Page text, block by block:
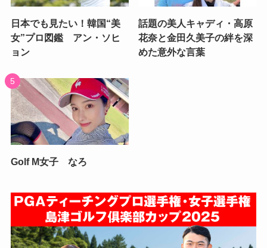
日本でも見たい！韓国“美
女”プロ図鑑 アン・ソヒ
ョン
話題の美人キャディ・高原
花奈と金田久美子の絆を深
めた意外な言葉
Golf M女子 なろ